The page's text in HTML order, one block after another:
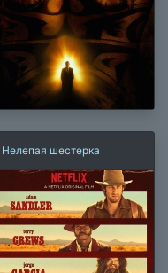
Нелепая шестерка